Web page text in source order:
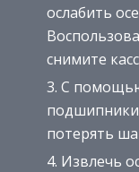
ослабить
снимите
С
подшипники
потерять
Извлечь